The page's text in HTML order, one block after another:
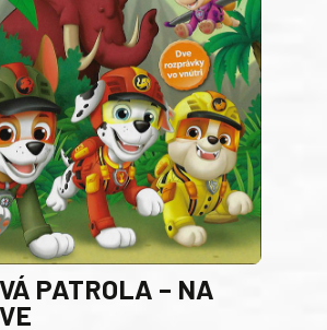
PATROLA – NA